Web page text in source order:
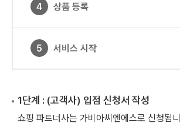
4 상품 등록
5 서비스 시작
1단계 : (고객사) 입점 신청서 작성
쇼핑 파트너사는 가비아씨엔에스로 신청됩